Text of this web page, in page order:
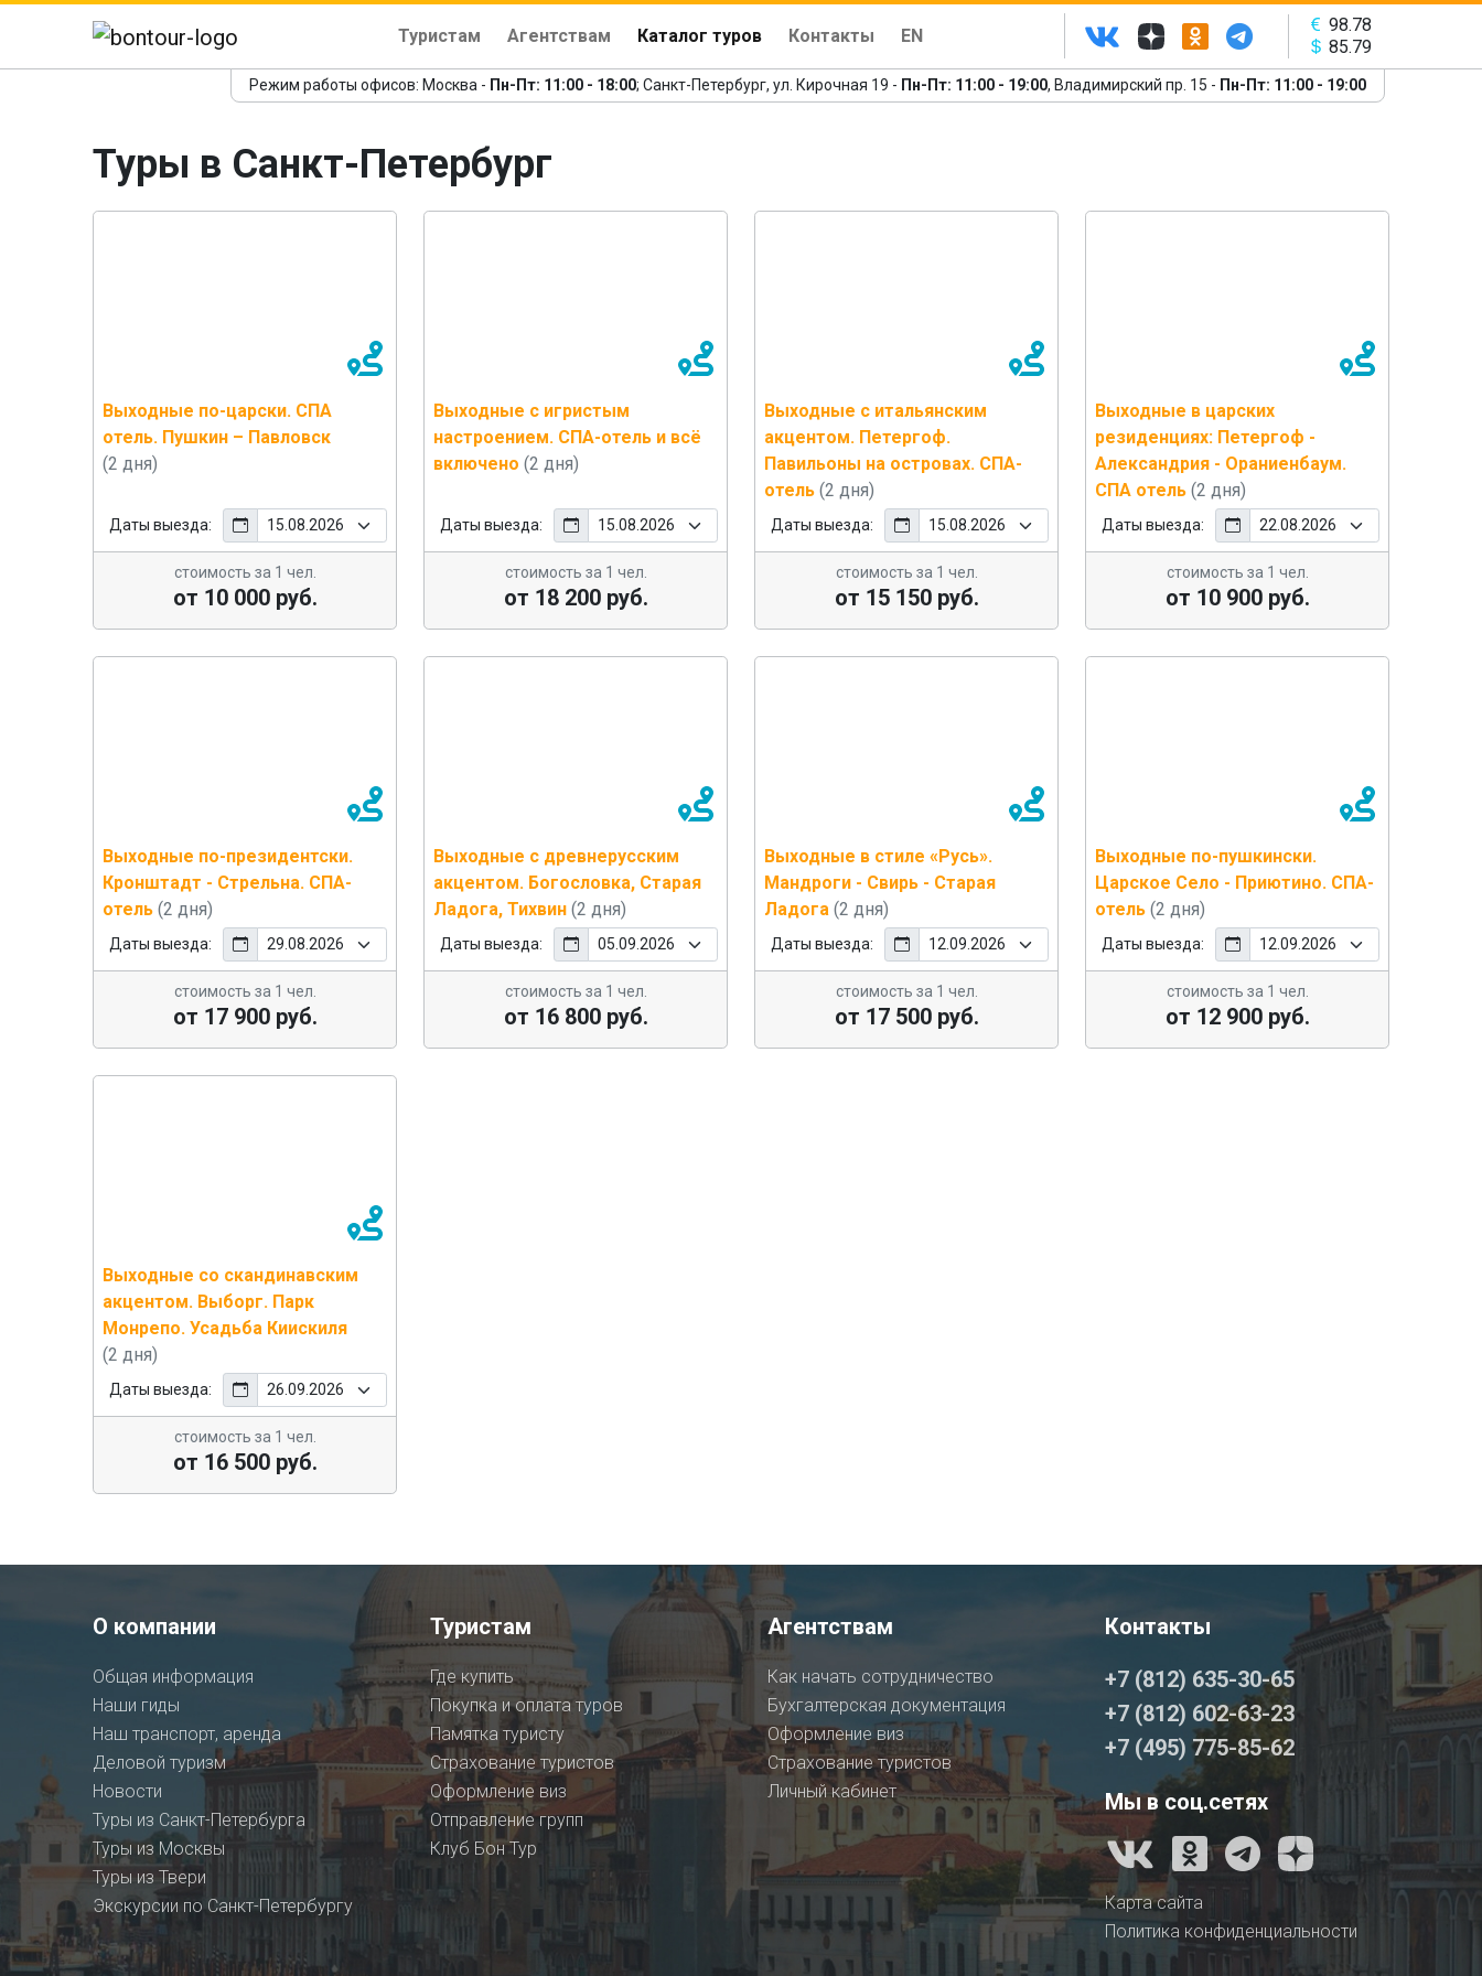
Туристам Агентствам Каталог туров Контакты EN
98.78
85.79
Режим работы офисов: Москва - Пн-Пт: 11:00 - 18:00; Санкт-Петербург, ул. Кирочная 19 - Пн-Пт: 11:00 - 19:00, Владимирский пр. 15 - Пн-Пт: 11:00 - 19:00
Туры в Санкт-Петербург
Выходные по-царски. СПА
отель. Пушкин – Павловск
(2 дня)
Даты выезда:
стоимость за 1 чел.
от 10 000 руб.
Выходные с игристым
настроением. СПА-отель и всё
включено (2 дня)
Даты выезда:
стоимость за 1 чел.
от 18 200 руб.
Выходные с итальянским
акцентом. Петергоф.
Павильоны на островах. СПА-
отель (2 дня)
Даты выезда:
стоимость за 1 чел.
от 15 150 руб.
Выходные в царских
резиденциях: Петергоф -
Александрия - Ораниенбаум.
СПА отель (2 дня)
Даты выезда:
стоимость за 1 чел.
от 10 900 руб.
Выходные по-президентски.
Кронштадт - Стрельна. СПА-
отель (2 дня)
Даты выезда:
стоимость за 1 чел.
от 17 900 руб.
Выходные с древнерусским
акцентом. Богословка, Старая
Ладога, Тихвин (2 дня)
Даты выезда:
стоимость за 1 чел.
от 16 800 руб.
Выходные в стиле «Русь».
Мандроги - Свирь - Старая
Ладога (2 дня)
Даты выезда:
стоимость за 1 чел.
от 17 500 руб.
Выходные по-пушкински.
Царское Село - Приютино. СПА-
отель (2 дня)
Даты выезда:
стоимость за 1 чел.
от 12 900 руб.
Выходные со скандинавским
акцентом. Выборг. Парк
Монрепо. Усадьба Киискиля
(2 дня)
Даты выезда:
стоимость за 1 чел.
от 16 500 руб.
О компании
Общая информация
Наши гиды
Наш транспорт, аренда
Деловой туризм
Новости
Туры из Санкт-Петербурга
Туры из Москвы
Туры из Твери
Экскурсии по Санкт-Петербургу
Туристам
Где купить
Покупка и оплата туров
Памятка туристу
Страхование туристов
Оформление виз
Отправление групп
Клуб Бон Тур
Агентствам
Как начать сотрудничество
Бухгалтерская документация
Оформление виз
Страхование туристов
Личный кабинет
Контакты
+7 (812) 635-30-65
+7 (812) 602-63-23
+7 (495) 775-85-62
Мы в соц.сетях
Карта сайта
Политика конфиденциальности